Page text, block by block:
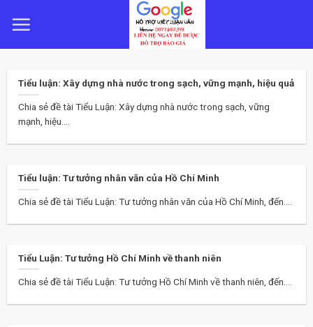
Tiểu luận: Xây dựng nhà nước trong sạch, vững mạnh, hiệu quả
Chia sẻ đề tài Tiểu Luận: Xây dựng nhà nước trong sạch, vững
mạnh, hiệu....
Tiểu luận: Tư tưởng nhân văn của Hồ Chí Minh
Chia sẻ đề tài Tiểu Luận: Tư tưởng nhân văn của Hồ Chí Minh, đến....
Tiểu Luận: Tư tưởng Hồ Chí Minh về thanh niên
Chia sẻ đề tài Tiểu Luận: Tư tưởng Hồ Chí Minh về thanh niên, đến....